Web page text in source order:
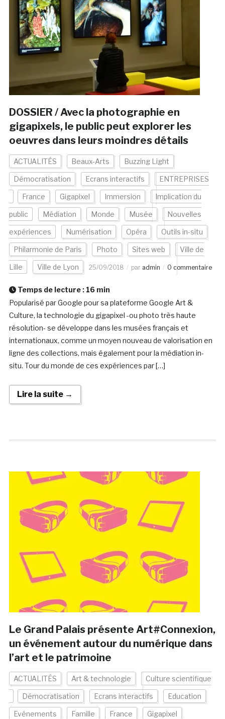
DOSSIER / Avec la photographie en
gigapixels, le public peut explorer les
oeuvres dans leurs moindres détails
ACTUALITÉS Beaux-Arts Buzzing Light
Démocratisation Ecrans interactifs ENTREPRISES
France Gigapixel Immersion Implication du
public Médiation Monde Musée Nouvelles
expériences Numérisation Opéra Outils in-situ
Philarmonie de Paris Photo Sites web Ville de
Lille Ville de Lyon 25/09/2018 par admin 0 commentaire
Temps de lecture : 16 min
Popularisé par Google pour sa plateforme Google Art &
Culture, la technologie du gigapixel -ou photo très haute
résolution- se développe dans les musées français et
internationaux, comme un moyen nouveau de valorisation en
ligne des collections, mais également pour la médiation in-
situ. Tour du monde de ces expériences par […]
Lire la suite →
Le Grand Palais présente Art#Connexion,
un événement autour du numérique dans
l’art et le patrimoine
ACTUALITÉS Art & technologie Culture scientifique
Démocratisation Ecrans interactifs Education
Evénements Famille France Gigapixel